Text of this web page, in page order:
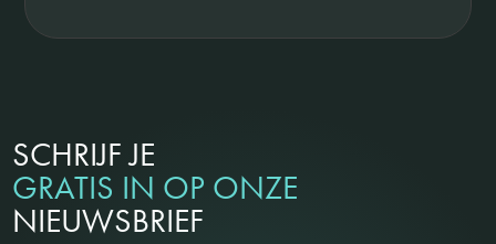
SCHRIJF JE
GRATIS IN OP ONZE
NIEUWSBRIEF